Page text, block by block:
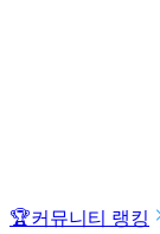
🏆커뮤니티 랭킹